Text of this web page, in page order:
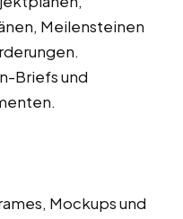
Meilensteinen
Briefs und
Mockups und